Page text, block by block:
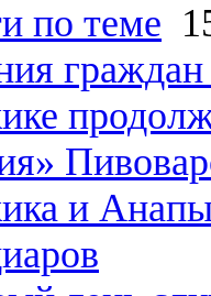
по теме
граждан
и